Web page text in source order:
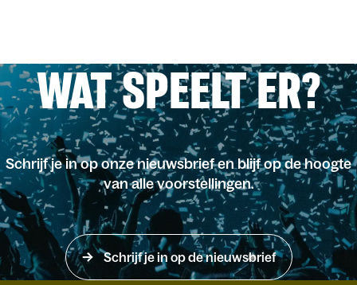
WAT SPEELT ER?
Schrijf je in op onze nieuwsbrief en blijf op de hoogte
van alle voorstellingen.
Schrijf je in op de nieuwsbrief